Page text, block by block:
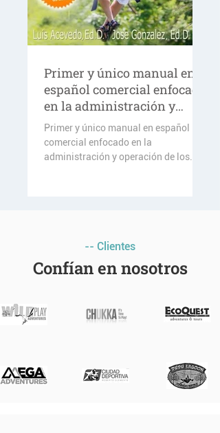
Primer y único manual en
español comercial enfocado
en la administración y
operación de los Circuito
Primer y único manual en español
comercial enfocado en la
administración y operación de los
-- Clientes
Confían en nosotros